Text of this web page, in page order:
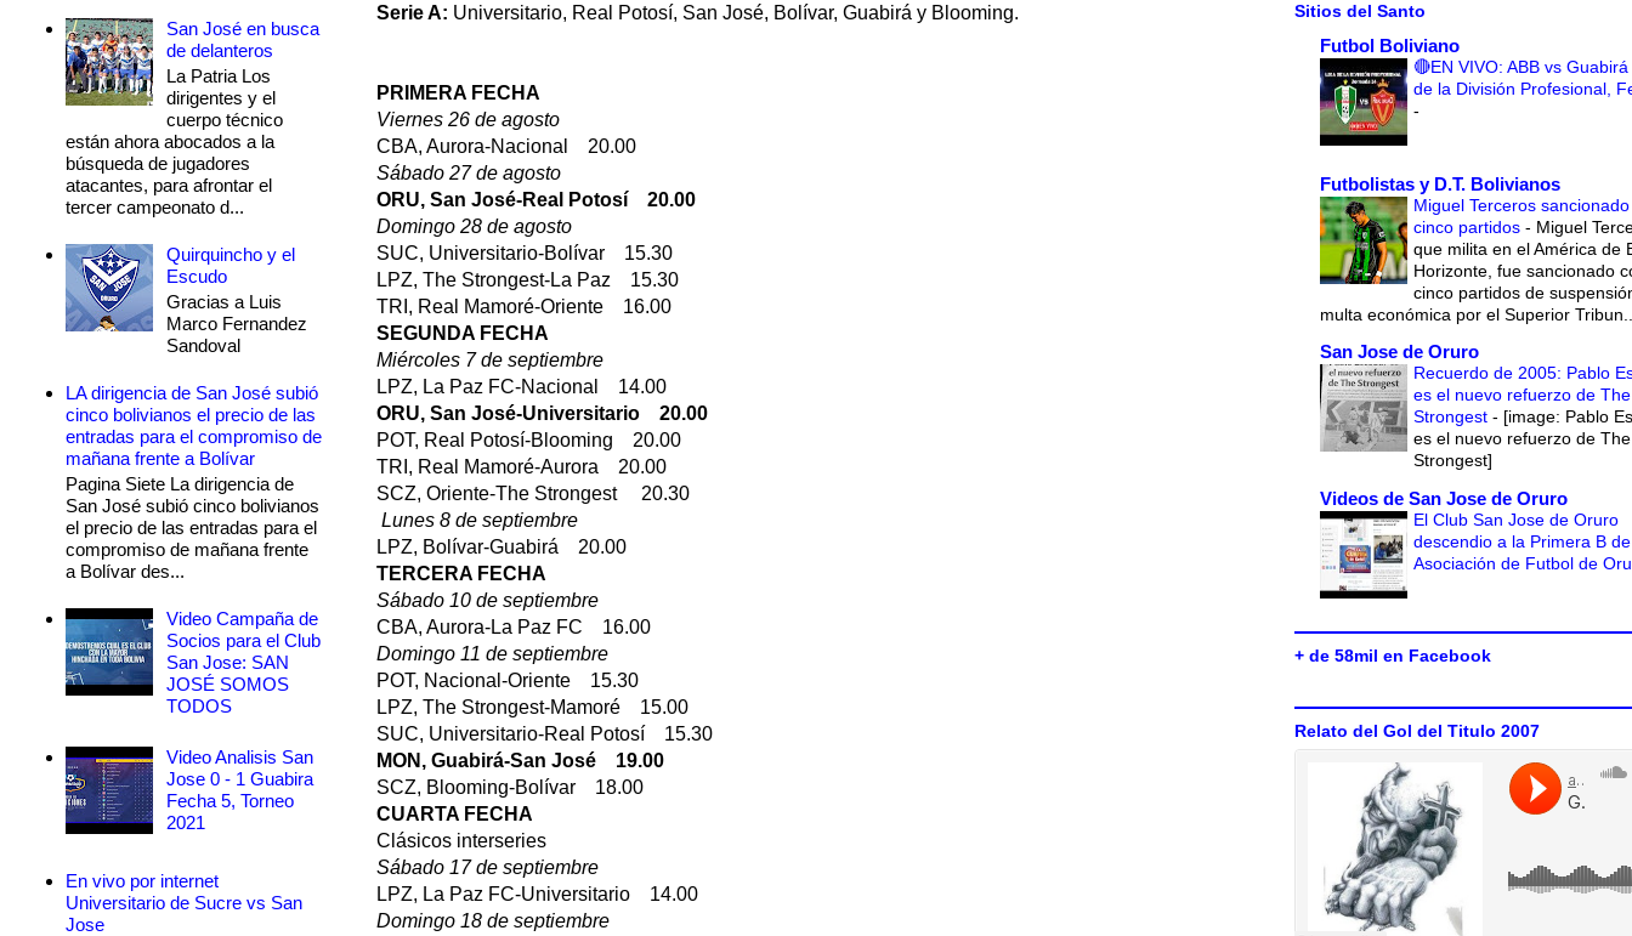
Serie A: Universitario, Real Potosí, San José, Bolívar, Guabirá y Blooming.
PRIMERA FECHA
Viernes 26 de agosto
CBA, Aurora-Nacional 20.00
Sábado 27 de agosto
ORU, San José-Real Potosí 20.00
Domingo 28 de agosto
SUC, Universitario-Bolívar 15.30
LPZ, The Strongest-La Paz 15.30
TRI, Real Mamoré-Oriente 16.00
SEGUNDA FECHA
Miércoles 7 de septiembre
LPZ, La Paz FC-Nacional 14.00
ORU, San José-Universitario 20.00
POT, Real Potosí-Blooming 20.00
TRI, Real Mamoré-Aurora 20.00
SCZ, Oriente-The Strongest 20.30
Lunes 8 de septiembre
LPZ, Bolívar-Guabirá 20.00
TERCERA FECHA
Sábado 10 de septiembre
CBA, Aurora-La Paz FC 16.00
Domingo 11 de septiembre
POT, Nacional-Oriente 15.30
LPZ, The Strongest-Mamoré 15.00
SUC, Universitario-Real Potosí 15.30
MON, Guabirá-San José 19.00
SCZ, Blooming-Bolívar 18.00
CUARTA FECHA
Clásicos interseries
Sábado 17 de septiembre
LPZ, La Paz FC-Universitario 14.00
Domingo 18 de septiembre
San José en busca
de delanteros
La Patria Los
dirigentes y el
cuerpo técnico
están ahora abocados a la
búsqueda de jugadores
atacantes, para afrontar el
tercer campeonato d...
Quirquincho y el
Escudo
Gracias a Luis
Marco Fernandez
Sandoval
LA dirigencia de San José subió
cinco bolivianos el precio de las
entradas para el compromiso de
mañana frente a Bolívar
Pagina Siete La dirigencia de
San José subió cinco bolivianos
el precio de las entradas para el
compromiso de mañana frente
a Bolívar des...
Video Campaña de
Socios para el Club
San Jose: SAN
JOSÉ SOMOS
TODOS
Video Analisis San
Jose 0 - 1 Guabira
Fecha 5, Torneo
2021
En vivo por internet
Universitario de Sucre vs San
Jose
Sitios del Santo
Futbol Boliviano
🔴EN VIVO: ABB vs
de la División Profesional,
-
Futbolistas y D.T. Bolivianos
Miguel Terceros
cinco partidos - Miguel
que milita en el América de
Horizonte, fue sancionado
cinco partidos de
multa económica por el Superior
San Jose de Oruro
Recuerdo de 2005: Pablo
es el nuevo refuerzo de The
Strongest - [image: Pablo
es el nuevo refuerzo de The
Strongest]
Videos de San Jose de Oruro
El Club San Jose de Oruro
descendio a la Primera B
Asociación de Futbol de
+ de 58mil en Facebook
Relato del Gol del Titulo 2007